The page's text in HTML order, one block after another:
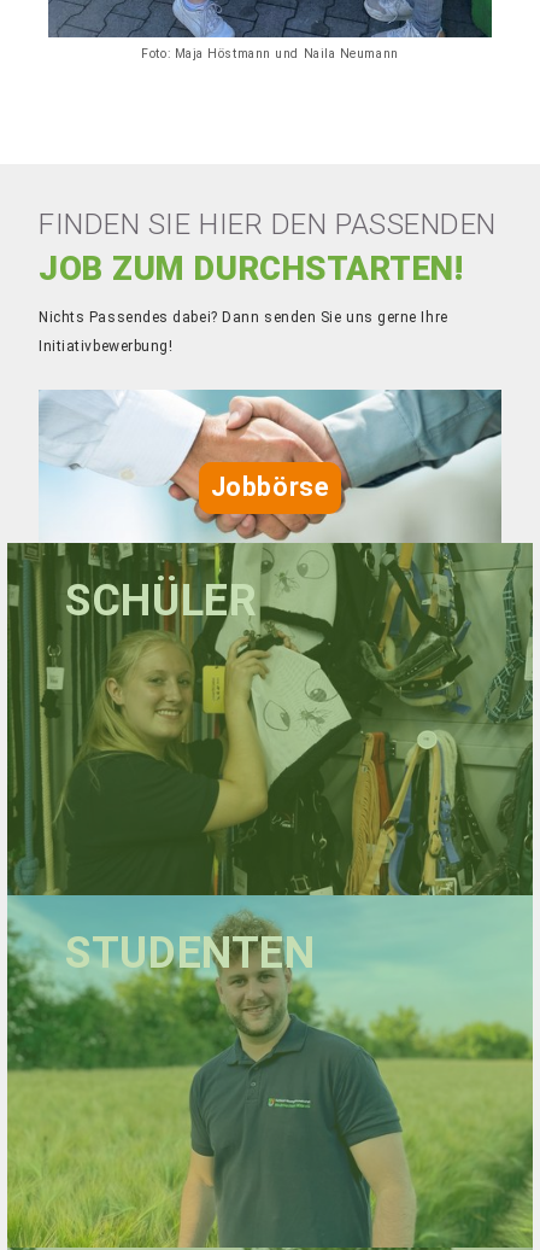
Foto: Maja Höstmann und Naila Neumann
FINDEN SIE HIER DEN PASSENDEN
JOB ZUM DURCHSTARTEN!
Nichts Passendes dabei? Dann senden Sie uns gerne Ihre
Initiativbewerbung!
Jobbörse
SCHÜLER
STUDENTEN